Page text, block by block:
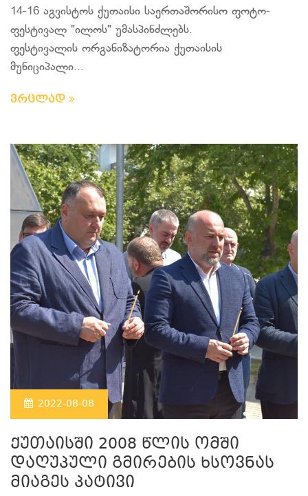
14-16 აგვისტოს ქუთაისი საერთაშორისო ფოტო-
ფესტივალ "ილოს" უმასპინძლებს.
ფესტივალის ორგანიზატორია ქუთაისის
მუნიციპალი...
ვრცლად
2022-08-08
ქუთაისში 2008 წლის ომში
დაღუპული გმირების ხსოვნას
მიაგეს პატივი